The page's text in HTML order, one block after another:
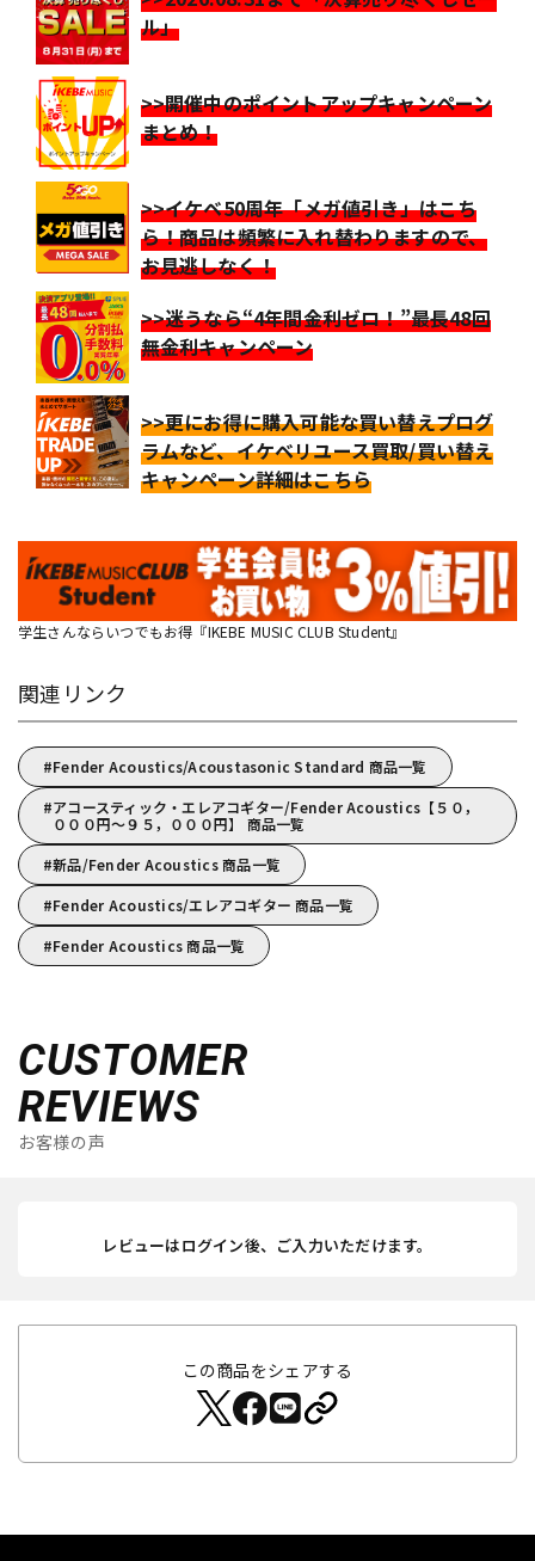
ル」
>>開催中のポイントアップキャンペーン
まとめ！
>>イケベ50周年「メガ値引き」はこち
ら！商品は頻繁に入れ替わりますので、
お見逃しなく！
>>迷うなら“4年間金利ゼロ！”最長48回
無金利キャンペーン
>>更にお得に購入可能な買い替えプログ
ラムなど、イケベリユース買取/買い替え
キャンペーン詳細はこちら
学生さんならいつでもお得『IKEBE MUSIC CLUB Student』
関連リンク
Fender Acoustics/Acoustasonic Standard 商品一覧
アコースティック・エレアコギター/Fender Acoustics【５０，
０００円～９５，０００円】 商品一覧
新品/Fender Acoustics 商品一覧
Fender Acoustics/エレアコギター 商品一覧
Fender Acoustics 商品一覧
CUSTOMER
REVIEWS
お客様の声
レビューはログイン後、ご入力いただけます。
この商品をシェアする